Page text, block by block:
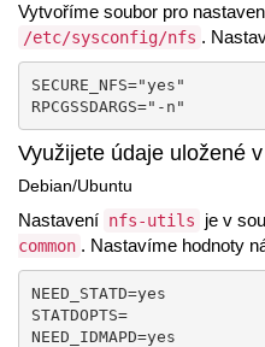
Vytvoříme soubor pro
/etc/sysconfig/nfs .
SECURE_NFS="yes"
RPCGSSDARGS="-n"
Využijete údaje uložené
Debian/Ubuntu
Nastavení nfs-utils je v
common . Nastavíme hodnoty
NEED_STATD=yes
STATDOPTS=
NEED_IDMAPD=yes